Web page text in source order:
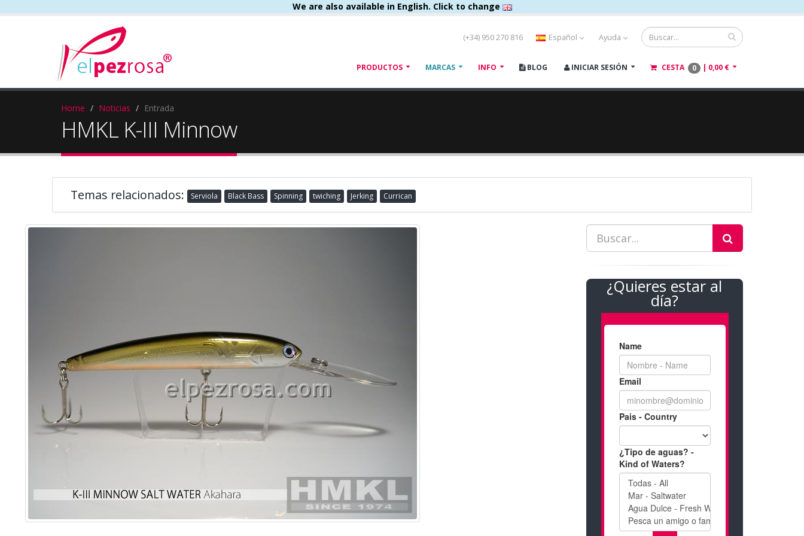
We are also available in English. Click to change
(+34) 950 270 816 Español Ayuda
PRODUCTOS MARCAS INFO BLOG INICIAR SESIÓN CESTA 0 | 0,00 €
Home Noticias Entrada
HMKL K-III Minnow
Temas relacionados: Serviola Black Bass Spinning twiching Jerking Currican
¿Quieres estar al
día?